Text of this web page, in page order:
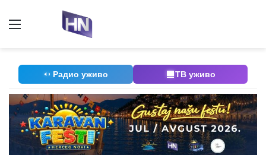
Радио уживо ТВ уживо